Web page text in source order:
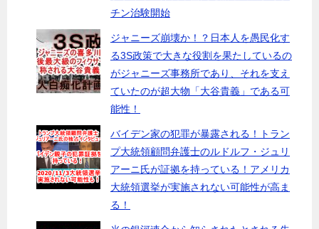
チン治験開始
ジャニーズ崩壊か！？日本人を愚民化す
る3S政策で大きな役割を果たしているの
がジャニーズ事務所であり、それを支え
ていたのが超大物「大谷貴義」である可
能性！
バイデン家の犯罪が暴露される！トラン
プ大統領顧問弁護士のルドルフ・ジュリ
アーニ氏が証拠を持っている！アメリカ
大統領選挙が実施されない可能性が高ま
る！